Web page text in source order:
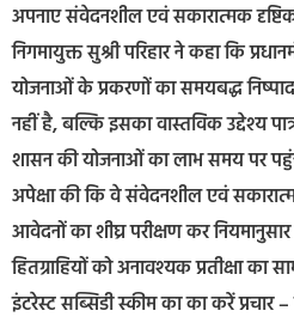
अपनाए संवेदनशील एवं सकारात्मक
निगमायुक्त सुश्री परिहार ने कहा कि
योजनाओं के प्रकरणों का समयबद्ध
नहीं है, बल्कि इसका वास्तविक उद्देश्य
शासन की योजनाओं का लाभ समय पर
अपेक्षा की कि वे संवेदनशील एवं
आवेदनों का शीघ्र परीक्षण कर
हितग्राहियों को अनावश्यक प्रतीक्षा का
इंटरेस्ट सब्सिडी स्कीम का का करें प्रचार –